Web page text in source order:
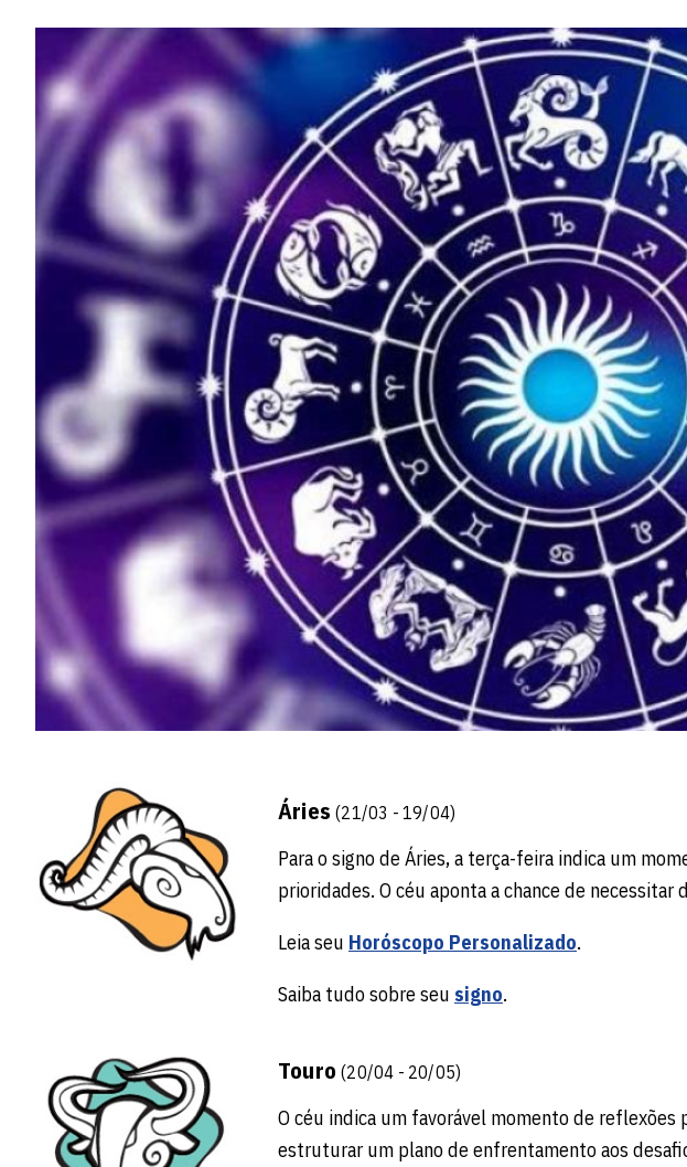
Áries(21/03 - 19/04)
Para o signo de Áries, a terça-feira indica um
prioridades. O céu aponta a chance de necessitar
Leia seu Horóscopo Personalizado.
Saiba tudo sobre seu signo.
Touro(20/04 - 20/05)
O céu indica um favorável momento de reflexões
estruturar um plano de enfrentamento aos